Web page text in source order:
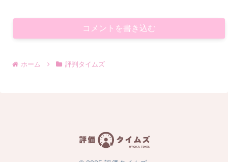
コメントを書き込む
ホーム 評判タイムズ